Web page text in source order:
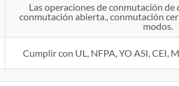
Las operaciones de conmutación de
conmutación abierta., conmutación
modos.
Cumplir con UL, NFPA, YO ASI, CEI,